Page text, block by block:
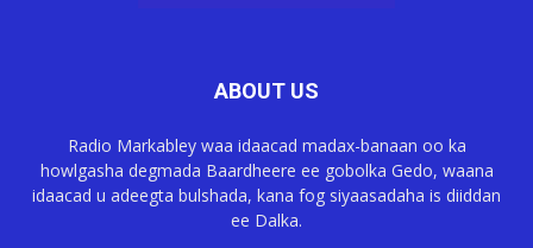
ABOUT US
Radio Markabley waa idaacad madax-banaan oo ka
howlgasha degmada Baardheere ee gobolka Gedo, waana
idaacad u adeegta bulshada, kana fog siyaasadaha is diiddan
ee Dalka.